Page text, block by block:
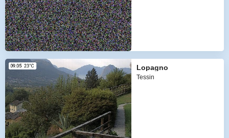
Lopagno
Tessin